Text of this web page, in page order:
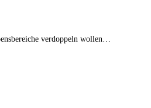
verdoppeln wollen…